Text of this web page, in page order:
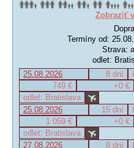
Zobraziť
Termíny od:
Strava:
odlet:
25.08.2026
8 dní
749 €
+0 €
odlet: Bratislava
25.08.2026
15 dní
1 059 €
+0 €
odlet: Bratislava
27.08.2026
8 dní